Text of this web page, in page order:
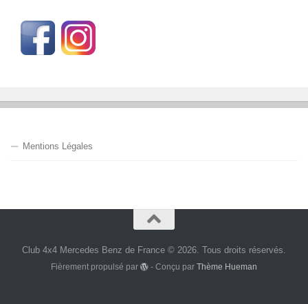
Mentions Légales
Club 4x4 Mercedes Benz de France © 2026. Tous droits réservés.
Fièrement propulsé par - Conçu par Thème Hueman